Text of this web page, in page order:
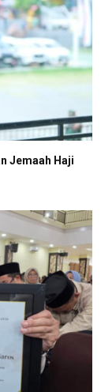
Jemaah Haji